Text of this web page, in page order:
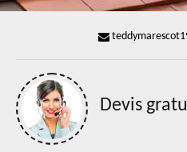
Devis